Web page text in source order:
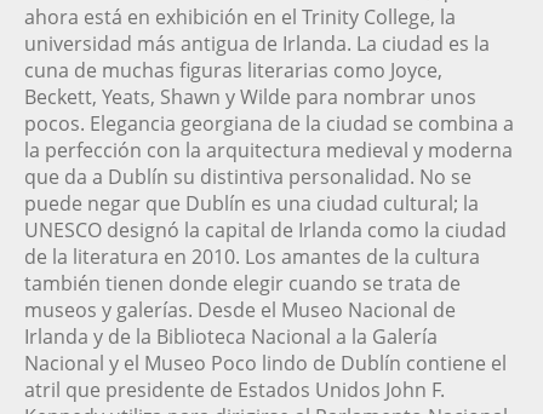
ahora está en exhibición en el Trinity College, la
universidad más antigua de Irlanda. La ciudad es la
cuna de muchas figuras literarias como Joyce,
Beckett, Yeats, Shawn y Wilde para nombrar unos
pocos. Elegancia georgiana de la ciudad se combina a
la perfección con la arquitectura medieval y moderna
que da a Dublín su distintiva personalidad. No se
puede negar que Dublín es una ciudad cultural; la
UNESCO designó la capital de Irlanda como la ciudad
de la literatura en 2010. Los amantes de la cultura
también tienen donde elegir cuando se trata de
museos y galerías. Desde el Museo Nacional de
Irlanda y de la Biblioteca Nacional a la Galería
Nacional y el Museo Poco lindo de Dublín contiene el
atril que presidente de Estados Unidos John F.